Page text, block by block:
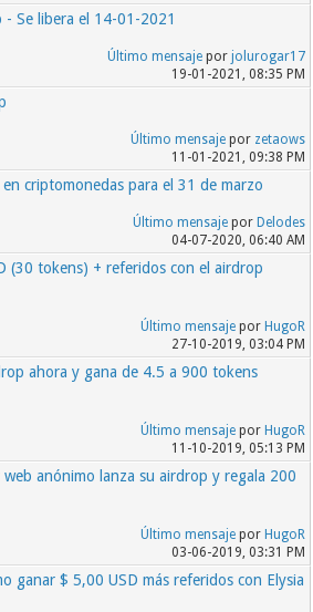
Se libera el 14-01-2021
Último mensajepor jolurogar17
19-01-2021, 08:35 PM
Último mensajepor zetaows
11-01-2021, 09:38 PM
criptomonedas para el 31 de marzo
Último mensajepor Delodes
04-07-2020, 06:40 AM
(30 tokens) + referidos con el airdrop
Último mensajepor HugoR
27-10-2019, 03:04 PM
ahora y gana de 4.5 a 900 tokens
Último mensajepor HugoR
11-10-2019, 05:13 PM
web anónimo lanza su airdrop y regala 200
Último mensajepor HugoR
03-06-2019, 03:31 PM
ganar $ 5,00 USD más referidos con Elysia